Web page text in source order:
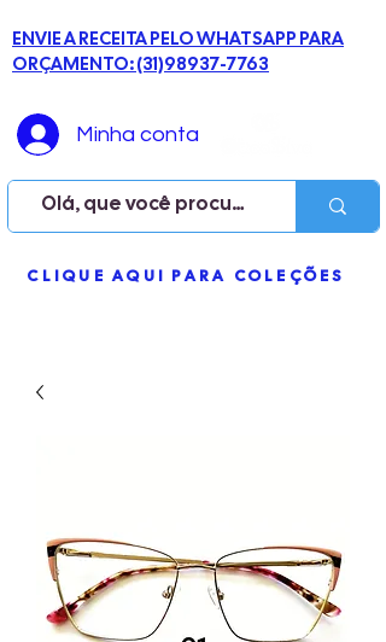
CLIQUE AQUI PARA COLEÇÕES
ME
NU
ENVIE A RECEITA PELO WHATSAPP PARA
ORÇAMENTO: (31)98937-7763
Minha conta